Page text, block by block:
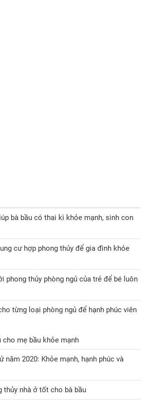
bà bầu có thai kì khỏe mạnh, sinh con
cư hợp phong thủy để gia đình khỏe
phong thủy phòng ngủ của trẻ để bé luôn
từng loại phòng ngủ để hạnh phúc viên
cho mẹ bầu khỏe mạnh
năm 2020: Khỏe mạnh, hạnh phúc và
thủy nhà ở tốt cho bà bầu